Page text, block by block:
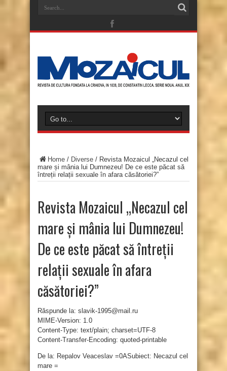
Home / Diverse / Revista Mozaicul „Necazul cel
mare și mânia lui Dumnezeu! De ce este păcat să
întreții relații sexuale în afara căsătoriei?”
Revista Mozaicul „Necazul cel
mare și mânia lui Dumnezeu!
De ce este păcat să întreții
relații sexuale în afara
căsătoriei?”
Răspunde la: slavik-1995@mail.ru
MIME-Version: 1.0
Content-Type: text/plain; charset=UTF-8
Content-Transfer-Encoding: quoted-printable
De la: Repalov Veaceslav =0ASubiect: Necazul cel
mare =